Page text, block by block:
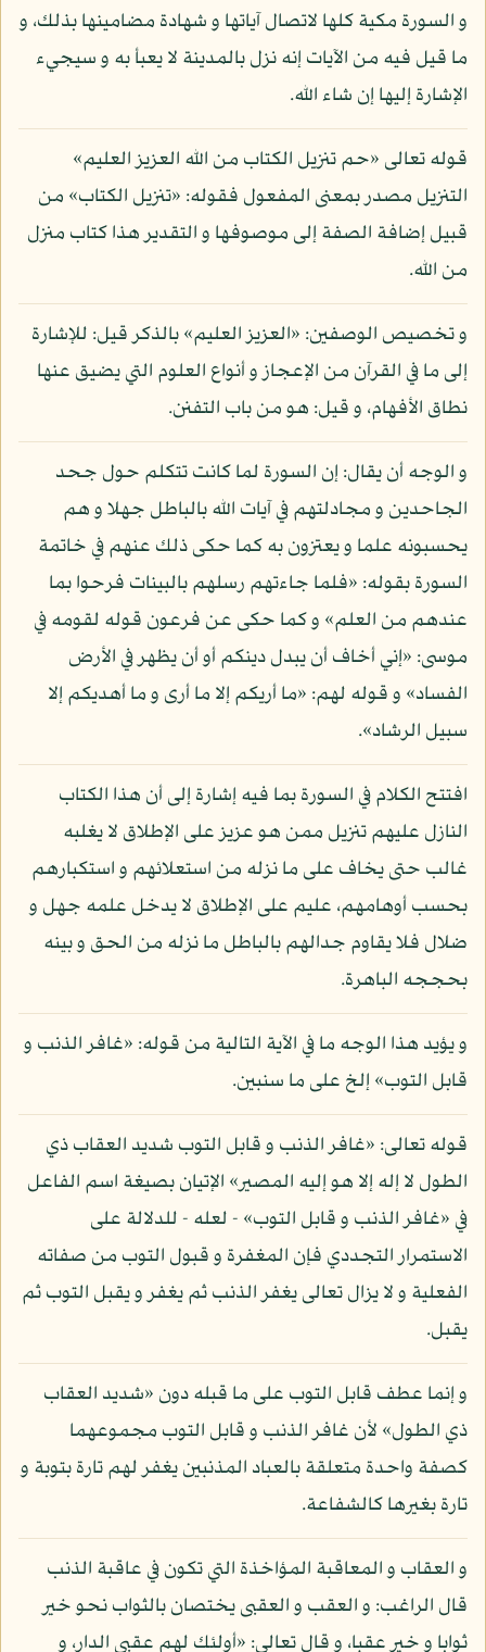
و السورة مكية كلها لاتصال آياتها و شهادة مضامينها بذلك، و
ما قيل فيه من الآيات إنه نزل بالمدينة لا يعبأ به و سيجيء
الإشارة إليها إن شاء الله.
قوله تعالى «حم تنزيل الكتاب من الله العزيز العليم»
التنزيل مصدر بمعنى المفعول فقوله: «تنزيل الكتاب» من
قبيل إضافة الصفة إلى موصوفها و التقدير هذا كتاب منزل
من الله.
و تخصيص الوصفين: «العزيز العليم» بالذكر قيل: للإشارة
إلى ما في القرآن من الإعجاز و أنواع العلوم التي يضيق عنها
نطاق الأفهام، و قيل: هو من باب التفنن.
و الوجه أن يقال: إن السورة لما كانت تتكلم حول جحد
الجاحدين و مجادلتهم في آيات الله بالباطل جهلا و هم
يحسبونه علما و يعتزون به كما حكى ذلك عنهم في خاتمة
السورة بقوله: «فلما جاءتهم رسلهم بالبينات فرحوا بما
عندهم من العلم» و كما حكى عن فرعون قوله لقومه في
موسى: «إني أخاف أن يبدل دينكم أو أن يظهر في الأرض
الفساد» و قوله لهم: «ما أريكم إلا ما أرى و ما أهديكم إلا
سبيل الرشاد».
افتتح الكلام في السورة بما فيه إشارة إلى أن هذا الكتاب
النازل عليهم تنزيل ممن هو عزيز على الإطلاق لا يغلبه
غالب حتى يخاف على ما نزله من استعلائهم و استكبارهم
بحسب أوهامهم، عليم على الإطلاق لا يدخل علمه جهل و
ضلال فلا يقاوم جدالهم بالباطل ما نزله من الحق و بينه
بحججه الباهرة.
و يؤيد هذا الوجه ما في الآية التالية من قوله: «غافر الذنب و
قابل التوب» إلخ على ما سنبين.
قوله تعالى: «غافر الذنب و قابل التوب شديد العقاب ذي
الطول لا إله إلا هو إليه المصير» الإتيان بصيغة اسم الفاعل
في «غافر الذنب و قابل التوب» - لعله - للدلالة على
الاستمرار التجددي فإن المغفرة و قبول التوب من صفاته
الفعلية و لا يزال تعالى يغفر الذنب ثم يغفر و يقبل التوب ثم
يقبل.
و إنما عطف قابل التوب على ما قبله دون «شديد العقاب
ذي الطول» لأن غافر الذنب و قابل التوب مجموعهما
كصفة واحدة متعلقة بالعباد المذنبين يغفر لهم تارة بتوبة و
تارة بغيرها كالشفاعة.
و العقاب و المعاقبة المؤاخذة التي تكون في عاقبة الذنب
قال الراغب: و العقب و العقبى يختصان بالثواب نحو خير
ثوابا و خير عقبا، و قال تعالى: «أولئك لهم عقبى الدار، و